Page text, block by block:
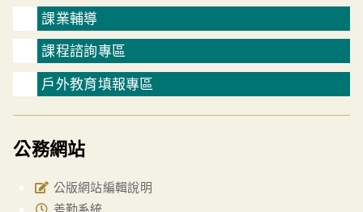
課業輔導
課程諮詢專區
戶外教育填報專區
公務網站
公版網站編輯說明